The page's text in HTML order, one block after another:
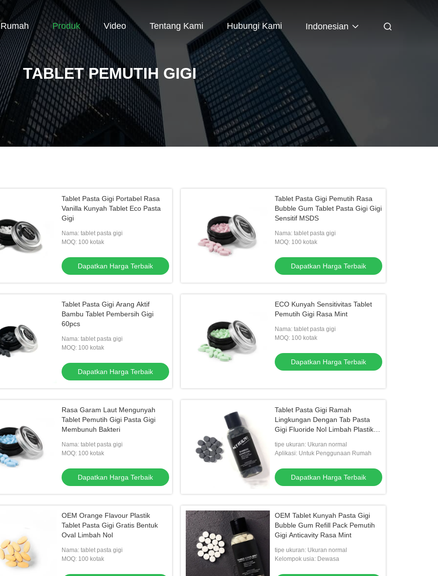
Rumah Produk Video Tentang Kami Hubungi Kami Indonesian
TABLET PEMUTIH GIGI
Tablet Pasta Gigi Portabel Rasa
Vanilla Kunyah Tablet Eco Pasta
Gigi
Nama: tablet pasta gigi
MOQ: 100 kotak
Dapatkan Harga Terbaik
Tablet Pasta Gigi Pemutih Rasa
Bubble Gum Tablet Pasta Gigi Gigi
Sensitif MSDS
Nama: tablet pasta gigi
MOQ: 100 kotak
Dapatkan Harga Terbaik
Tablet Pasta Gigi Arang Aktif
Bambu Tablet Pembersih Gigi
60pcs
Nama: tablet pasta gigi
MOQ: 100 kotak
Dapatkan Harga Terbaik
ECO Kunyah Sensitivitas Tablet
Pemutih Gigi Rasa Mint
Nama: tablet pasta gigi
MOQ: 100 kotak
Dapatkan Harga Terbaik
Rasa Garam Laut Mengunyah
Tablet Pemutih Gigi Pasta Gigi
Membunuh Bakteri
Nama: tablet pasta gigi
MOQ: 100 kotak
Dapatkan Harga Terbaik
Tablet Pasta Gigi Ramah
Lingkungan Dengan Tab Pasta
Gigi Fluoride Nol Limbah Plastik
tipe ukuran: Ukuran normal
Aplikasi: Untuk Penggunaan Rumah
Dapatkan Harga Terbaik
OEM Orange Flavour Plastik
Tablet Pasta Gigi Gratis Bentuk
Oval Limbah Nol
Nama: tablet pasta gigi
MOQ: 100 kotak
OEM Tablet Kunyah Pasta Gigi
Bubble Gum Refill Pack Pemutih
Gigi Anticavity Rasa Mint
tipe ukuran: Ukuran normal
Kelompok usia: Dewasa